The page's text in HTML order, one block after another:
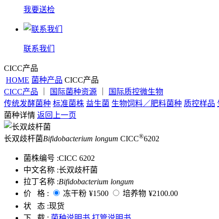
我要送检
联系我们
CICC产品
HOME 菌种产品 CICC产品
CICC产品
国际菌种资源
国际质控微生物
传统发酵菌种 标准菌株 益生菌 生物饲料／肥料菌种 质控样品
菌种详情 返回上一页
长双歧杆菌Bifidobacterium longum CICC®6202
菌株编号 :CICC 6202
中文名称 :长双歧杆菌
拉丁名称 :Bifidobacterium longum
价 格 :
冻干粉 ¥1500 培养物 ¥2100.00
状 态 :现货